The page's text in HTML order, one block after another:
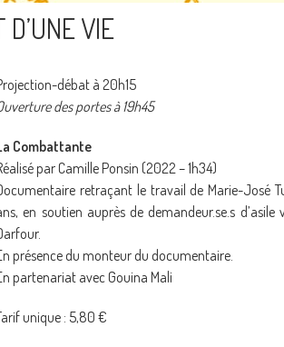
VIE
débat à 20h15
des portes à 19h45
Combattante
par Camille Ponsin (2022 – 1h34)
retraçant le travail de Marie-José
en soutien auprès de demandeur.se.s d’asile
présence du monteur du documentaire.
partenariat avec Gouina Mali
unique : 5,80 €